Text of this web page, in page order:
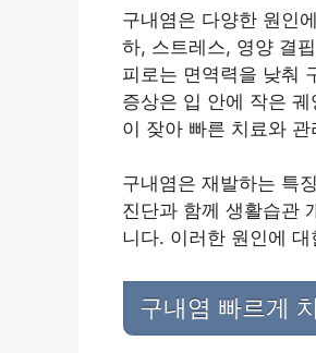
구내염은 다양한 원인
하, 스트레스, 영양 결
피로는 면역력을 낮춰
증상은 입 안에 작은
이 잦아 빠른 치료와
구내염은 재발하는 특
진단과 함께 생활습관
니다. 이러한 원인에
구내염 빠르게